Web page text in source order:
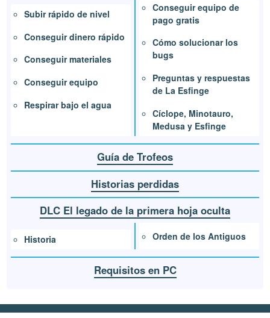
Subir rápido de nivel
Conseguir dinero rápido
Conseguir materiales
Conseguir equipo
Respirar bajo el agua
Conseguir equipo de
pago gratis
Cómo solucionar los
bugs
Preguntas y respuestas
de La Esfinge
Cíclope, Minotauro,
Medusa y Esfinge
Guía de Trofeos
Historias perdidas
DLC El legado de la primera hoja oculta
Historia Orden de los Antiguos
Requisitos en PC